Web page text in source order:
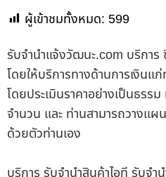
ผู้เข้าชมทั้งหมด: 599
รับจํานําแจ้งวัฒนะ.com บริการ
โดยให้บริการทางด้านการเงินแ
โดยประเมินราคาอย่างเป็นธรร
จำนวน และ ท่านสามารถวางแผ
ด้วยตัวท่านเอง
บริการ รับจำนำสินค้าไอที รับจำน